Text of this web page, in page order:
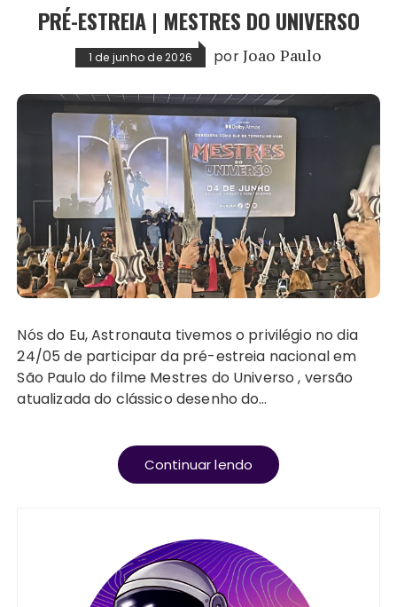
PRÉ-ESTREIA | MESTRES DO UNIVERSO
1 de junho de 2026 porJoao Paulo
Nós do Eu, Astronauta tivemos o privilégio no dia
24/05 de participar da pré-estreia nacional em
São Paulo do filme Mestres do Universo , versão
atualizada do clássico desenho do…
Continuar lendo